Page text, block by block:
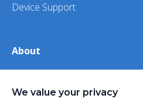
Device Support
About
iHealth
We value your privacy